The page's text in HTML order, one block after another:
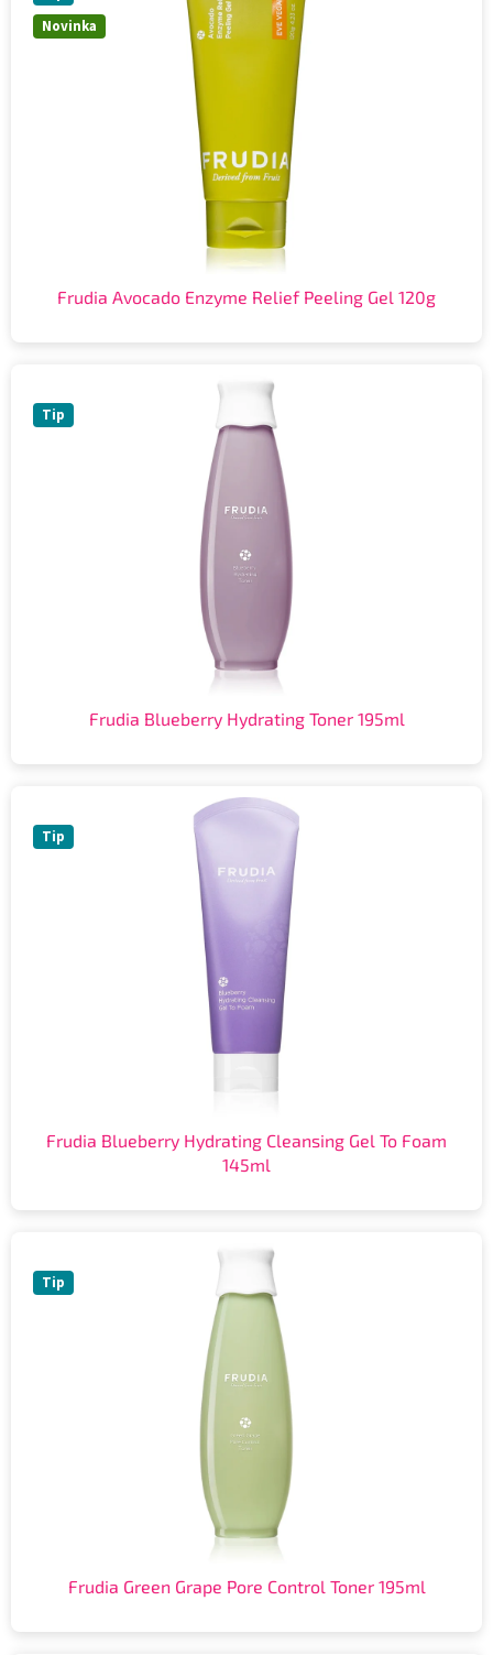
Novinka
Frudia Avocado Enzyme Relief Peeling Gel 120g
Tip
Frudia Blueberry Hydrating Toner 195ml
Tip
Frudia Blueberry Hydrating Cleansing Gel To Foam
145ml
Tip
Frudia Green Grape Pore Control Toner 195ml